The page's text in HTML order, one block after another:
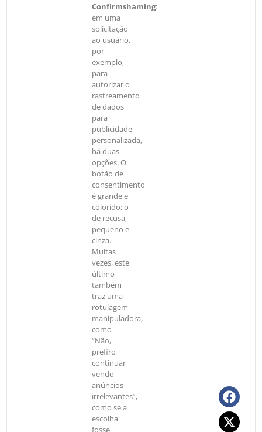
Confirmshaming:
em uma
solicitação
ao usuário,
por
exemplo,
para
autorizar o
rastreamento
de dados
para
publicidade
personalizada,
há duas
opções. O
botão de
consentimento
é grande e
colorido; o
de recusa,
pequeno e
cinza.
Muitas
vezes, este
último
também
traz uma
rotulagem
manipuladora,
como
“Não,
prefiro
continuar
vendo
anúncios
irrelevantes”,
como se a
escolha
fosse